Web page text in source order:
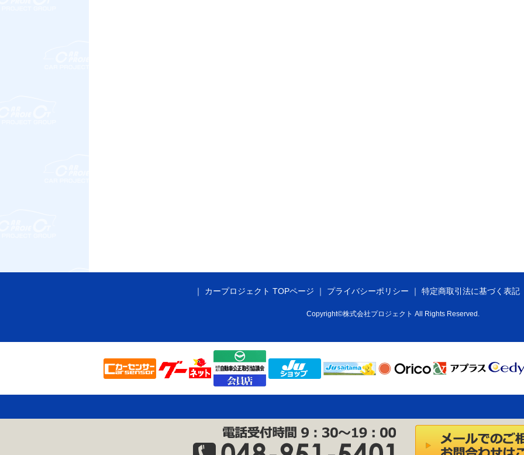
カープロジェクト TOPページ プライバシーポリシー 特定商取引法に基づく表記
Copyright©株式会社プロジェクト All Rights Reserved.